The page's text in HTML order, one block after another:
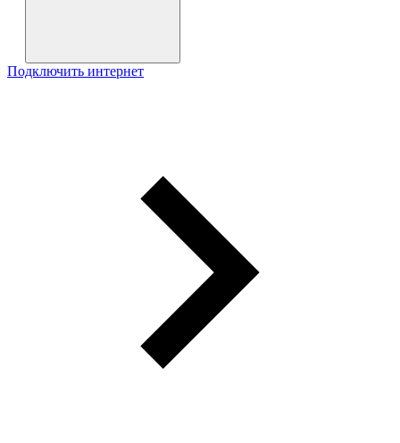
Подключить интернет